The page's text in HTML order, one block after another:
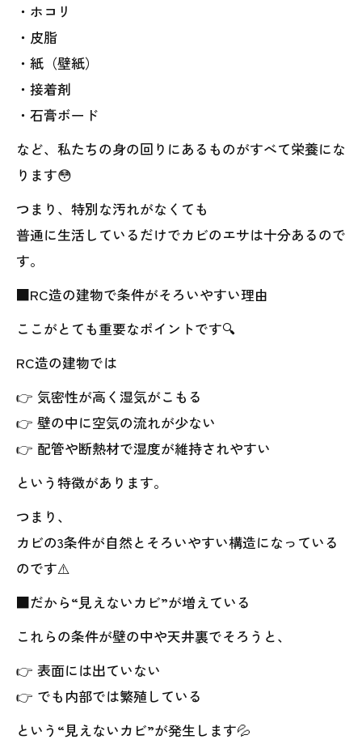
・ホコリ
・皮脂
・紙（壁紙）
・接着剤
・石膏ボード
など、私たちの身の回りにあるものがすべて栄養にな
ります😳
つまり、特別な汚れがなくても
普通に生活しているだけでカビのエサは十分あるので
す。
■RC造の建物で条件がそろいやすい理由
ここがとても重要なポイントです🔍
RC造の建物では
👉 気密性が高く湿気がこもる
👉 壁の中に空気の流れが少ない
👉 配管や断熱材で湿度が維持されやすい
という特徴があります。
つまり、
カビの3条件が自然とそろいやすい構造になっている
のです⚠️
■だから“見えないカビ”が増えている
これらの条件が壁の中や天井裏でそろうと、
👉 表面には出ていない
👉 でも内部では繁殖している
という“見えないカビ”が発生します💦